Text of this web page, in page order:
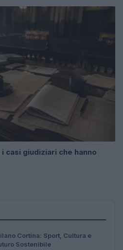
casi giudiziari che hanno
Cortina: Sport, Cultura e
Sostenibile